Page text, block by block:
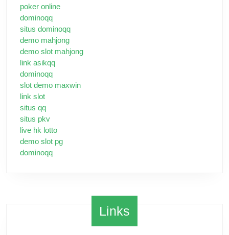
poker online
dominoqq
situs dominoqq
demo mahjong
demo slot mahjong
link asikqq
dominoqq
slot demo maxwin
link slot
situs qq
situs pkv
live hk lotto
demo slot pg
dominoqq
Links